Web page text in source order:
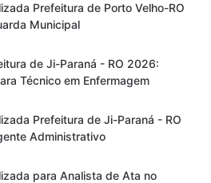
Prefeitura de Porto Velho-RO
Municipal
de Ji-Paraná - RO 2026:
Técnico em Enfermagem
Prefeitura de Ji-Paraná - RO
Administrativo
para Analista de Ata no